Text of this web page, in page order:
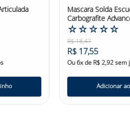
Mascara Solda
Carbografite
☆☆☆☆☆
R$18,47
R$ 17,55
Ou6x de R$2,92sem
Adicionar